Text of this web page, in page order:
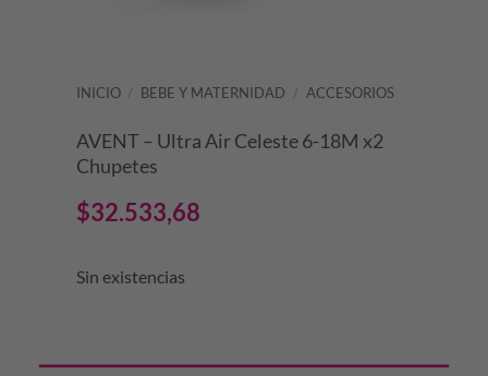
INICIO / BEBE Y MATERNIDAD / ACCESORIOS
AVENT – Ultra Air Celeste 6-18M x2
Chupetes
$32.533,68
Sin existencias